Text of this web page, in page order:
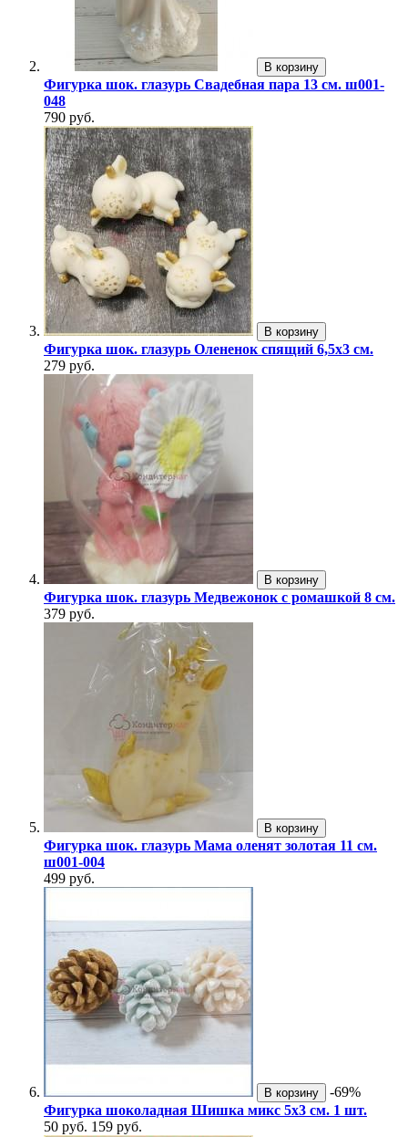
В корзину
Фигурка шок. глазурь Свадебная пара 13 см. ш001-
048
790 руб.
В корзину
Фигурка шок. глазурь Олененок спящий 6,5х3 см.
279 руб.
В корзину
Фигурка шок. глазурь Медвежонок с ромашкой 8 см.
379 руб.
В корзину
Фигурка шок. глазурь Мама оленят золотая 11 см.
ш001-004
499 руб.
В корзину
-69%
Фигурка шоколадная Шишка микс 5х3 см. 1 шт.
50 руб. 159 руб.